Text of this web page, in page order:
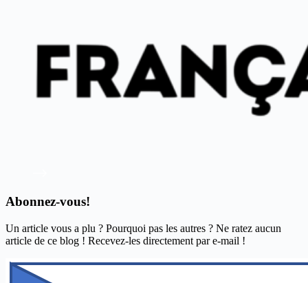
Abonnez-vous!
Un article vous a plu ? Pourquoi pas les autres ? Ne ratez aucun
article de ce blog ! Recevez-les directement par e-mail !